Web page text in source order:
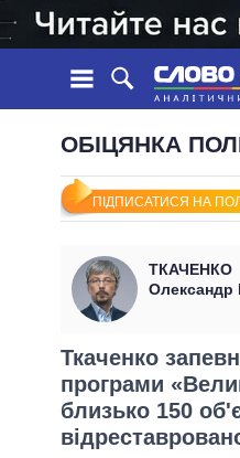
СТРІЧКА
ПОДІЇ
СТАТТІ
ДУМКИ
ОГЛЯДИ
ДАЙДЖЕСТИ
УСІ ПОЛІТИКИ
ПРЕЗИДЕНТ І ОФІС
ВЕРХОВНА РАДА
КАБІНЕТ МІНІСТРІВ
ГОЛОВИ
МЕРИ МІСТ
ОБІЦЯНКА
ПІДПИСАТИСЯ НА
ТКАЧЕНКО
Олександр
Ткаченко
програми
близько 150